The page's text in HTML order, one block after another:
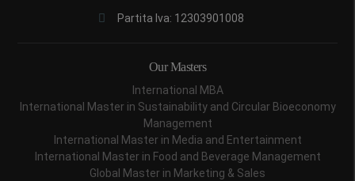
Partita Iva: 12303901008
Our Masters
International MBA
International Master in Sustainability and Circular Bioeconomy
Management
International Master in Media and Entertainment
International Master in Food and Beverage Management
Global Master in Marketing & Sales